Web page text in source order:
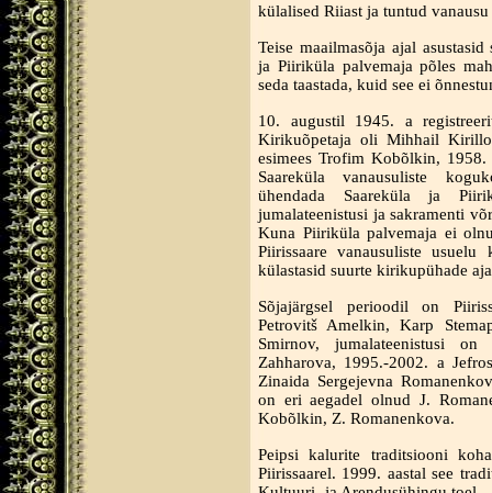
külalised Riiast ja tuntud
Teise maailmasõja ajal
ja Piiriküla palvemaja põles
seda taastada, kuid see ei
10. augustil 1945. a
Kirikuõpetaja oli Mihhail
esimees Trofim Kobõlkin,
Saareküla vanausuliste
ühendada Saareküla ja
jumalateenistusi ja sakramenti
Kuna Piiriküla palvemaja ei
Piirissaare vanausuliste usuelu
külastasid suurte kirikupühade
Sõjajärgsel perioodil on
Petrovitš Amelkin, Karp
Smirnov, jumalateenistusi
Zahharova, 1995.-2002. a
Zinaida Sergejevna
on eri aegadel olnud J.
Kobõlkin, Z. Romanenkova.
Peipsi kalurite traditsiooni
Piirissaarel. 1999. aastal see